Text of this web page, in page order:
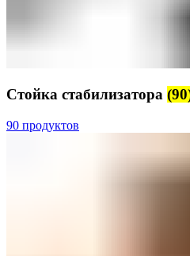
Стойка стабилизатора
90 продуктов